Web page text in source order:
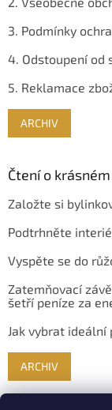
3. Podmínky
4. Odstoupení od
5. Reklamace
ARCHIV
Čtení o
Založte si
Podtrhněte
Vyspěte se do
Zatemňovací
šetří peníze za
Jak vybrat ideální
ARCHIV